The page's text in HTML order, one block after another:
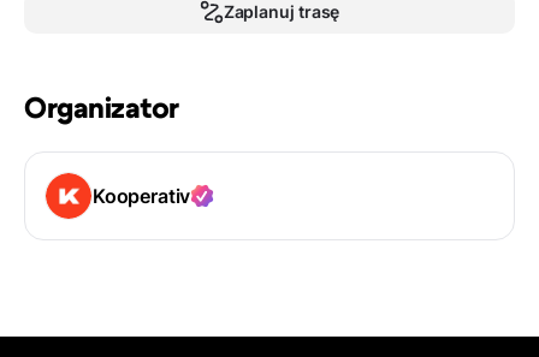
Zaplanuj trasę
Organizator
Kooperativ